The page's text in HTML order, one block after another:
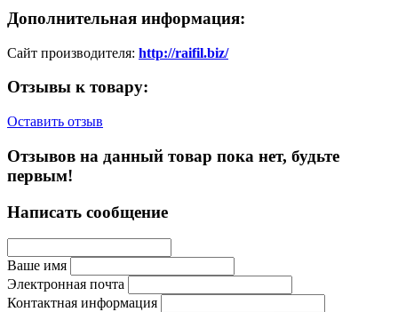
Дополнительная информация:
Сайт производителя: http://raifil.biz/
Отзывы к товару:
Оставить отзыв
Отзывов на данный товар пока нет, будьте
первым!
Написать сообщение
Ваше имя
Электронная почта
Контактная информация